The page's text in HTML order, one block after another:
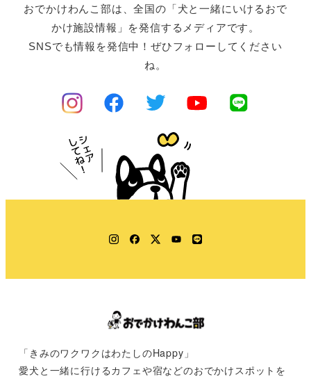
おでかけわんこ部は、全国の「犬と一緒にいけるおで
かけ施設情報」を発信するメディアです。
SNSでも情報を発信中！ぜひフォローしてください
ね。
Instagram
Facebook
TwitterYouTube
LINE
「きみのワクワクはわたしのHappy」
愛犬と一緒に行けるカフェや宿などのおでかけスポットを